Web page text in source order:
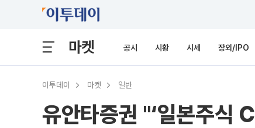
마켓 공시 시황 시세 장외/IPO
이투데이 마켓 일반
유안타증권 "‘일본주식